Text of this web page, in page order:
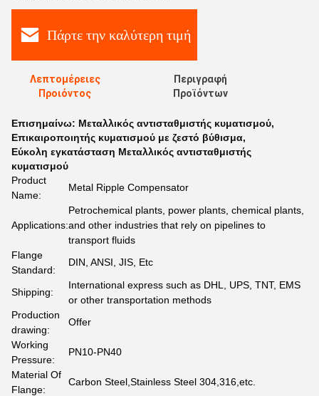
Πάρτε την καλύτερη τιμή
Λεπτομέρειες
Προιόντος
Περιγραφή
Προϊόντων
Επισημαίνω: Μεταλλικός αντισταθμιστής κυματισμού,
Επικαιροποιητής κυματισμού με ζεστό βύθισμα,
Εύκολη εγκατάσταση Μεταλλικός αντισταθμιστής
κυματισμού
Product
Name:
Metal Ripple Compensator
Applications:
Petrochemical plants, power plants, chemical plants,
and other industries that rely on pipelines to
transport fluids
Flange
Standard:
DIN, ANSI, JIS, Etc
Shipping:
International express such as DHL, UPS, TNT, EMS
or other transportation methods
Production
drawing:
Offer
Working
Pressure:
PN10-PN40
Material Of
Flange:
Carbon Steel,Stainless Steel 304,316,etc.